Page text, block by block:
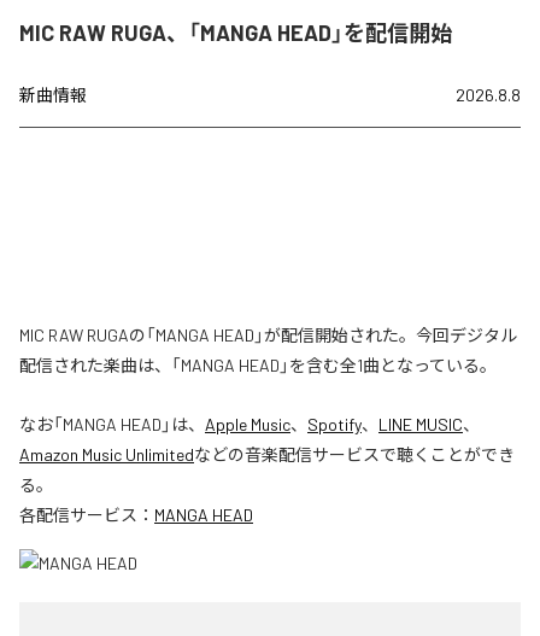
MIC RAW RUGA、「MANGA HEAD」を配信開始
新曲情報 2026.8.8
MIC RAW RUGAの「MANGA HEAD」が配信開始された。今回デジタル
配信された楽曲は、「MANGA HEAD」を含む全1曲となっている。
なお「MANGA HEAD 」は、 Apple Music、 Spotify、 LINE MUSIC、
Amazon Music Unlimitedなどの音楽配信サービスで聴くことができ
る。
各配信サービス： MANGA HEAD